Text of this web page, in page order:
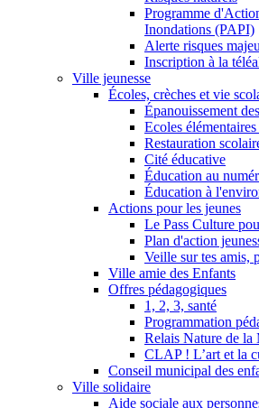
Programme
Inondations (PAPI)
Alerte risques
Inscription à la
Ville jeunesse
Écoles, crèches et vie
Épanouissement
Ecoles
Restauration
Cité éducative
Éducation au
Éducation à
Actions pour les jeunes
Le Pass Culture
Plan d'action
Veille sur tes amis,
Ville amie des Enfants
Offres pédagogiques
1, 2, 3, santé
Programmation
Relais Nature de la
CLAP ! L’art et la
Conseil municipal des
Ville solidaire
Aide sociale aux